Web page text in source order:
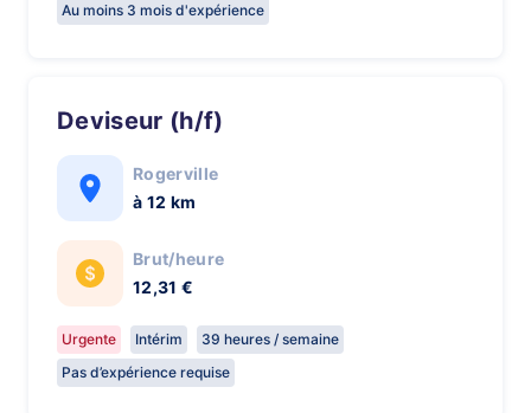
Au moins 3 mois d'expérience
Deviseur (h/f)
Rogerville
à 12 km
Brut/heure
12,31 €
Urgente Intérim
39 heures / semaine
Pas d’expérience requise